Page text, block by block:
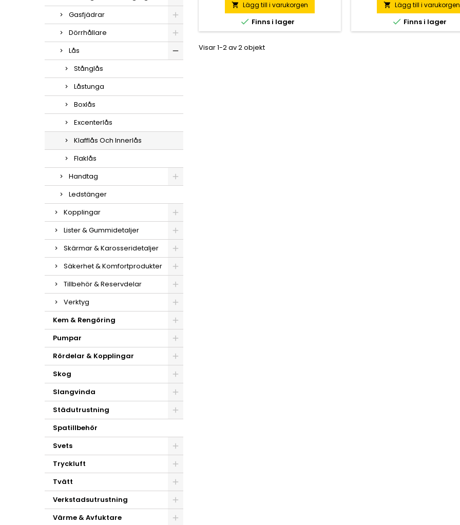
Gasfjädrar
Dörrhållare
Lås
Stånglås
Låstunga
Boxlås
Excenterlås
Klafflås Och Innerlås
Flaklås
Handtag
Ledstänger
Kopplingar
Lister & Gummidetaljer
Skärmar & Karosseridetaljer
Säkerhet & Komfortprodukter
Tillbehör & Reservdelar
Verktyg
Kem & Rengöring
Pumpar
Rördelar & Kopplingar
Skog
Slangvinda
Städutrustning
Spatillbehör
Svets
Tryckluft
Tvätt
Verkstadsutrustning
Värme & Avfuktare
på paneltjocklek. För enklare montage
och håltagning finns även en
monteringsplatta. Låset levereras med
nycklar. Delarna säljes separat.
 Lägg till i varukorgen
 Finns i lager
på paneltjocklek. För enklare
och håltagning finns även
monteringsplatta. Låset
nycklar. Delarna säljes
 Lägg till i varukorgen
 Finns i lager
Visar 1-2 av 2 objekt